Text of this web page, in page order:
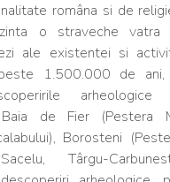
româna si de
o straveche vatra
ale existentei si
1.500.000 de ani,
Baia de Fier (Pestera
Borosteni
Târgu-